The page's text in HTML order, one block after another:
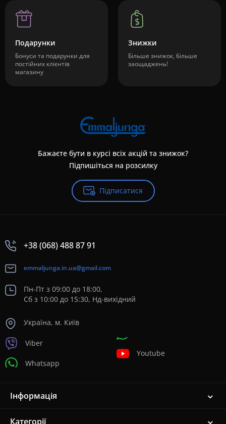
Подарунки
Бонуси та подарунки для
постійних клієнтів
магазину
Знижки
Більше знижок, більше
заощаджень!
Бажаєте бути в курсі всіх акцій та знижок?
Підпишіться на розсилку
Підписатися
+38 (068) 488 87 91
emmaljunga.in.ua@gmail.com
Пн-Пт з 09:00 до 18:00,
Сб з 10:00 до 15:30, Нд-вихідний
Україна, м. Київ
Viber
Whatsapp
Youtube
Інформація
Категорії